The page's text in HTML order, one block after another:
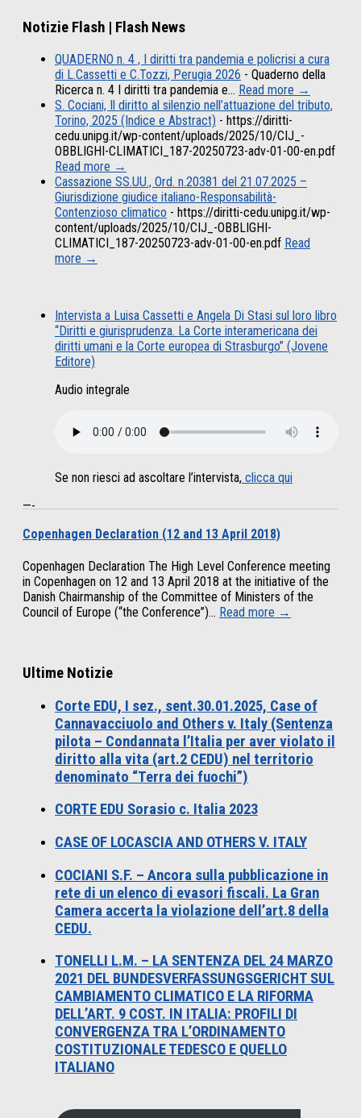
Notizie Flash | Flash News
QUADERNO n. 4 , I diritti tra pandemia e policrisi a cura
di L.Cassetti e C.Tozzi, Perugia 2026 - Quaderno della
Ricerca n. 4 I diritti tra pandemia e… Read more →
S. Cociani, Il diritto al silenzio nell’attuazione del tributo,
Torino, 2025 (Indice e Abstract) - https://diritti-
cedu.unipg.it/wp-content/uploads/2025/10/CIJ_-
OBBLIGHI-CLIMATICI_187-20250723-adv-01-00-en.pdf
Read more →
Cassazione SS.UU., Ord. n.20381 del 21.07.2025 –
Giurisdizione giudice italiano-Responsabilità-
Contenzioso climatico - https://diritti-cedu.unipg.it/wp-
content/uploads/2025/10/CIJ_-OBBLIGHI-
CLIMATICI_187-20250723-adv-01-00-en.pdf Read
more →
Intervista a Luisa Cassetti e Angela Di Stasi sul loro libro
“Diritti e giurisprudenza. La Corte interamericana dei
diritti umani e la Corte europea di Strasburgo” (Jovene
Editore)
Audio integrale
Se non riesci ad ascoltare l’intervista, clicca qui
—-
Copenhagen Declaration (12 and 13 April 2018)
Copenhagen Declaration The High Level Conference meeting
in Copenhagen on 12 and 13 April 2018 at the initiative of the
Danish Chairmanship of the Committee of Ministers of the
Council of Europe (“the Conference”)... Read more →
Ultime Notizie
Corte EDU, I sez., sent.30.01.2025, Case of
Cannavacciuolo and Others v. Italy (Sentenza
pilota – Condannata l’Italia per aver violato il
diritto alla vita (art.2 CEDU) nel territorio
denominato “Terra dei fuochi”)
CORTE EDU Sorasio c. Italia 2023
CASE OF LOCASCIA AND OTHERS V. ITALY
COCIANI S.F. – Ancora sulla pubblicazione in
rete di un elenco di evasori fiscali. La Gran
Camera accerta la violazione dell’art.8 della
CEDU.
TONELLI L.M. – LA SENTENZA DEL 24 MARZO
2021 DEL BUNDESVERFASSUNGSGERICHT SUL
CAMBIAMENTO CLIMATICO E LA RIFORMA
DELL’ART. 9 COST. IN ITALIA: PROFILI DI
CONVERGENZA TRA L’ORDINAMENTO
COSTITUZIONALE TEDESCO E QUELLO
ITALIANO